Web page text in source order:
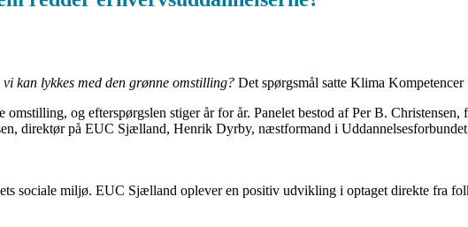
kan lykkes med den grønne omstilling? Det spørgsmål satte Klima
og efterspørgslen stiger år for år. Panelet bestod af Per B.
direktør på EUC Sjælland, Henrik Dyrby, næstformand i
sociale miljø. EUC Sjælland oplever en positiv udvikling i optaget direkte fra